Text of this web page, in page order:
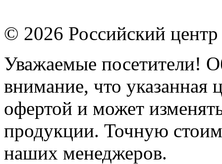
© 2026 Российский
Уважаемые посетители!
внимание, что указанная
офертой и может
продукции. Точную
наших менеджеров.